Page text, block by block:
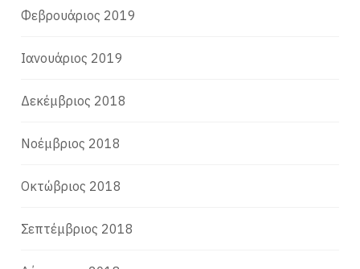
Φεβρουάριος 2019
Ιανουάριος 2019
Δεκέμβριος 2018
Νοέμβριος 2018
Οκτώβριος 2018
Σεπτέμβριος 2018